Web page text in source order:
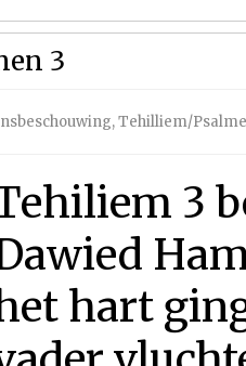
3
,Tehilliem/
3
hart